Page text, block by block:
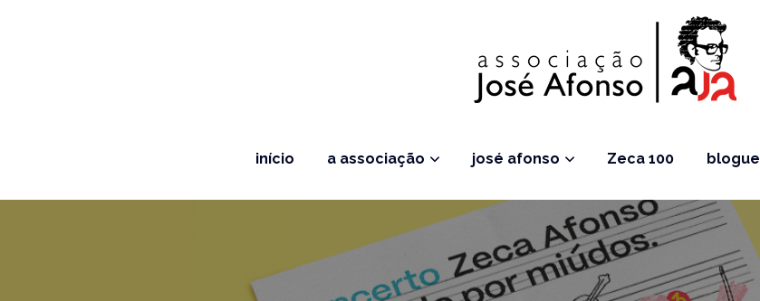
início a associação josé afonso Zeca 100 blogue